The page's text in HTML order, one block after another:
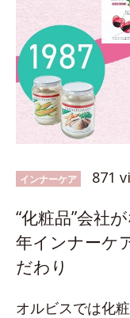
インナーケア 871
“化粧品”会社
年インナーケ
だわり
オルビスでは化